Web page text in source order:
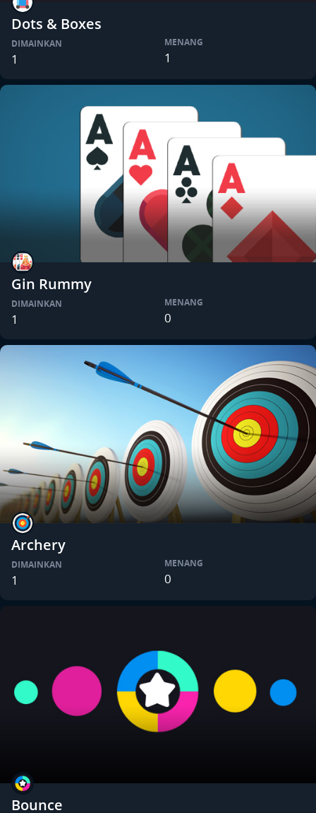
Dots & Boxes
DIMAINKAN
1
MENANG
1
Gin Rummy
DIMAINKAN
1
MENANG
0
Archery
DIMAINKAN
1
MENANG
0
Bounce